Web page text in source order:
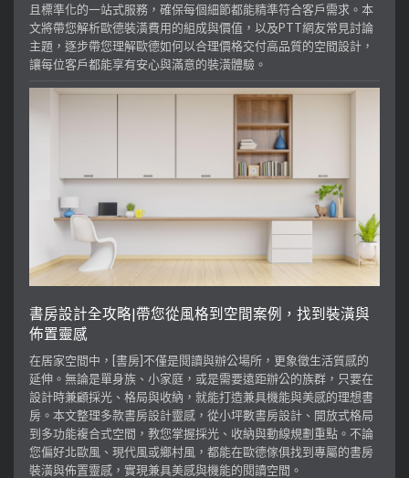
且標準化的一站式服務，確保每個細節都能精準符合客戶需求。本
文將帶您解析歐德裝潢費用的組成與價值，以及PTT網友常見討論
主題，逐步帶您理解歐德如何以合理價格交付高品質的空間設計，
讓每位客戶都能享有安心與滿意的裝潢體驗。
書房設計全攻略|帶您從風格到空間案例，找到裝潢與
佈置靈感
在居家空間中，[書房]不僅是閱讀與辦公場所，更象徵生活質感的
延伸。無論是單身族、小家庭，或是需要遠距辦公的族群，只要在
設計時兼顧採光、格局與收納，就能打造兼具機能與美感的理想書
房。本文整理多款書房設計靈感，從小坪數書房設計、開放式格局
到多功能複合式空間，教您掌握採光、收納與動線規劃重點。不論
您偏好北歐風、現代風或鄉村風，都能在歐德傢俱找到專屬的書房
裝潢與佈置靈感，實現兼具美感與機能的閱讀空間。